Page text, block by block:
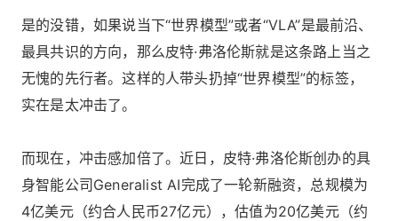
是的没错，如果说当下“世界模型”或者“VLA”是最前沿、
最具共识的方向，那么皮特·弗洛伦斯就是这条路上当之
无愧的先行者。这样的人带头扔掉“世界模型”的标签，
实在是太冲击了。
而现在，冲击感加倍了。近日，皮特·弗洛伦斯创办的具
身智能公司Generalist AI完成了一轮新融资，总规模为
4亿美元（约合人民币27亿元），估值为20亿美元（约